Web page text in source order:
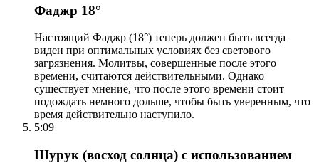
Фаджр 18°
Настоящий Фаджр (18°) теперь должен быть всегда
виден при оптимальных условиях без светового
загрязнения. Молитвы, совершенные после этого
времени, считаются действительными. Однако
существует мнение, что после этого времени стоит
подождать немного дольше, чтобы быть уверенным, что
время действительно наступило.
5:09
Шурук (восход солнца) с использованием